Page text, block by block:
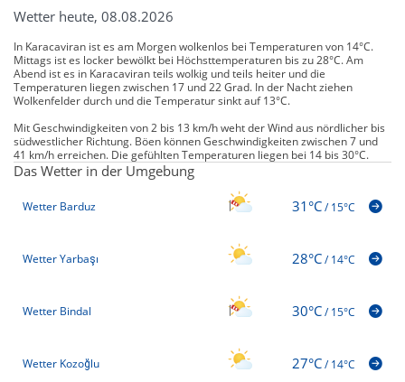
Wetter heute, 08.08.2026
In Karacaviran ist es am Morgen wolkenlos bei Temperaturen von 14°C.
Mittags ist es locker bewölkt bei Höchsttemperaturen bis zu 28°C. Am
Abend ist es in Karacaviran teils wolkig und teils heiter und die
Temperaturen liegen zwischen 17 und 22 Grad. In der Nacht ziehen
Wolkenfelder durch und die Temperatur sinkt auf 13°C.
Mit Geschwindigkeiten von 2 bis 13 km/h weht der Wind aus nördlicher bis
südwestlicher Richtung. Böen können Geschwindigkeiten zwischen 7 und
41 km/h erreichen. Die gefühlten Temperaturen liegen bei 14 bis 30°C.
Das Wetter in der Umgebung
Wetter Barduz 31°C/15°C
Wetter Yarbaşı 28°C/14°C
Wetter Bindal 30°C/15°C
Wetter Kozoğlu 27°C/14°C